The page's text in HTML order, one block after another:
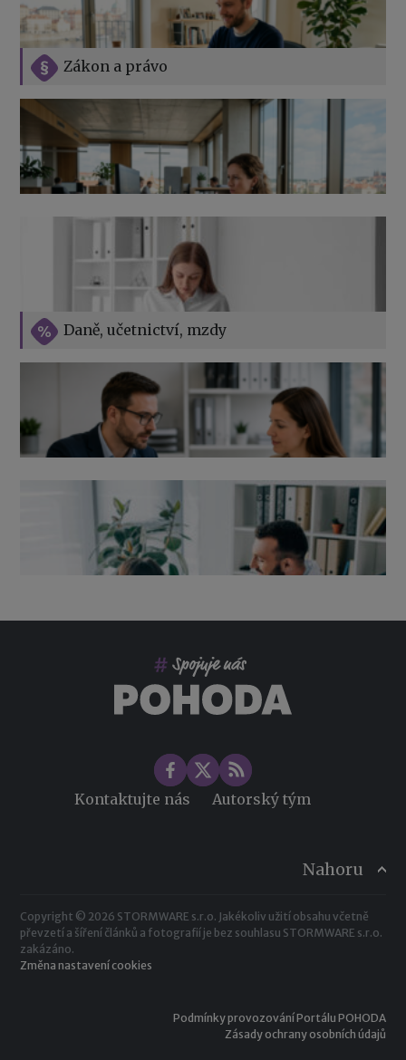
Daně, učetnictví, mzdy
Zákon a právo
Vše o překážkách v práci na straně zaměstnavatele
Výpověď ze zdravotních důvodů 2026 – průvodce pro
zaměstnavatele
Jak na podnikání při rodičovské dovolené
Přehledy pro OSSZ a zdravotní pojišťovny – jak na ně
v roce 2026
Kontaktujte nás Autorský tým
Nahoru
Copyright © 2026 STORMWARE s.r.o. Jakékoliv užití obsahu včetně
převzetí a šíření článků a fotografií je bez souhlasu STORMWARE s.r.o.
zakázáno.
Změna nastavení cookies
Podmínky provozování Portálu POHODA
Zásady ochrany osobních údajů